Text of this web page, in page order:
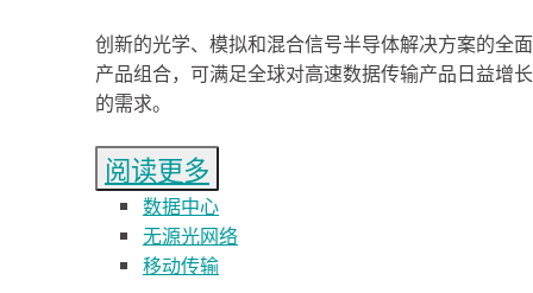
创新的光学、模拟和混合信号半导体解决方案的全面
产品组合，可满足全球对高速数据传输产品日益增长
的需求。
阅读更多
数据中心
无源光网络
移动传输